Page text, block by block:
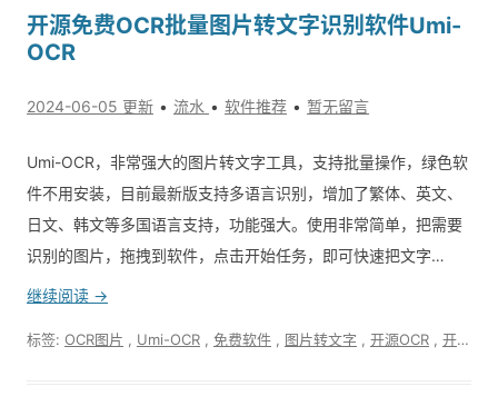
开源免费OCR批量图片转文字识别软件Umi-
OCR
2024-06-05 更新 流水 软件推荐 暂无留言
Umi-OCR，非常强大的图片转文字工具，支持批量操作，绿色软
件不用安装，目前最新版支持多语言识别，增加了繁体、英文、
日文、韩文等多国语言支持，功能强大。使用非常简单，把需要
识别的图片，拖拽到软件，点击开始任务，即可快速把文字…
继续阅读 →
标签: OCR图片 Umi-OCR 免费软件 图片转文字 开源OCR 开源软件